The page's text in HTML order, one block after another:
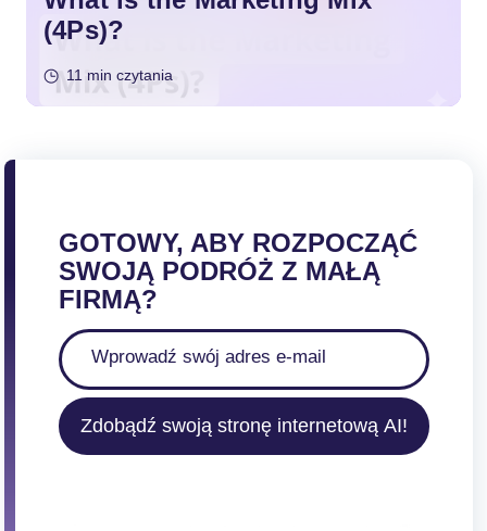
(4Ps)?
11 min czytania
GOTOWY, ABY ROZPOCZĄĆ
SWOJĄ PODRÓŻ Z MAŁĄ
FIRMĄ?
Zdobądź swoją stronę internetową AI!